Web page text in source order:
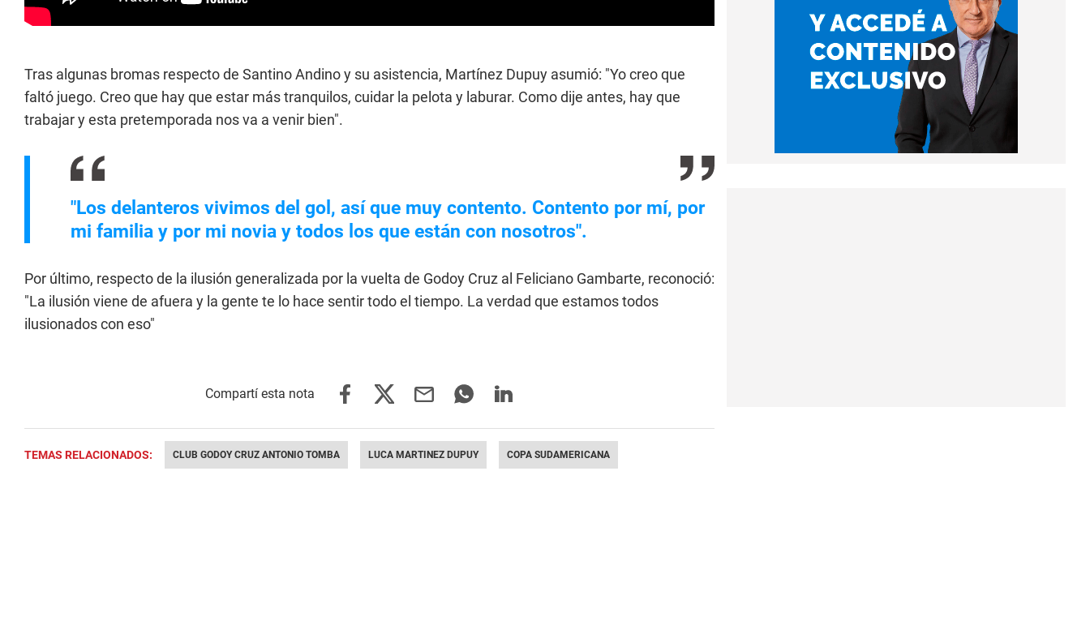
Tras algunas bromas respecto de Santino Andino y su asistencia, Martínez Dupuy asumió: "Yo creo que
faltó juego. Creo que hay que estar más tranquilos, cuidar la pelota y laburar. Como dije antes, hay que
trabajar y esta pretemporada nos va a venir bien".
"Los delanteros vivimos del gol, así que muy contento. Contento por mí, por
mi familia y por mi novia y todos los que están con nosotros".
Por último, respecto de la ilusión generalizada por la vuelta de Godoy Cruz al Feliciano Gambarte, reconoció:
"La ilusión viene de afuera y la gente te lo hace sentir todo el tiempo. La verdad que estamos todos
ilusionados con eso"
TEMAS RELACIONADOS: CLUB GODOY CRUZ ANTONIO TOMBA LUCA MARTINEZ DUPUY COPA SUDAMERICANA